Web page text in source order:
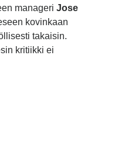
manageri Jose
kovinkaan
takaisin.
kritiikki ei